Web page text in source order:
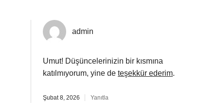
admin
Umut! Düşüncelerinizin bir kısmına
katılmıyorum, yine de teşekkür ederim.
Şubat 8, 2026 Yanıtla